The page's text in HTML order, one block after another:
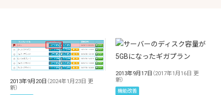
2013年9月20日 （2024年1月23日 更
新）
2013年9月17日 （2017年1月16日 更
新）
機能改善